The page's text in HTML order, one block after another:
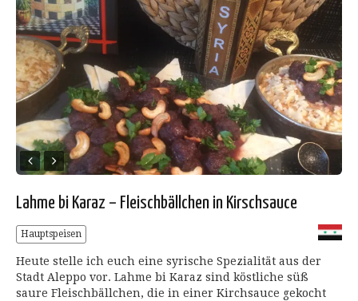
Lahme bi Karaz – Fleischbällchen in Kirschsauce
Hauptspeisen
Heute stelle ich euch eine syrische Spezialität aus der
Stadt Aleppo vor. Lahme bi Karaz sind köstliche süß
saure Fleischbällchen, die in einer Kirchsauce gekocht